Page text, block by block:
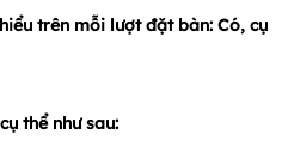
trên mỗi lượt đặt bàn: Có, cụ
thể như sau: